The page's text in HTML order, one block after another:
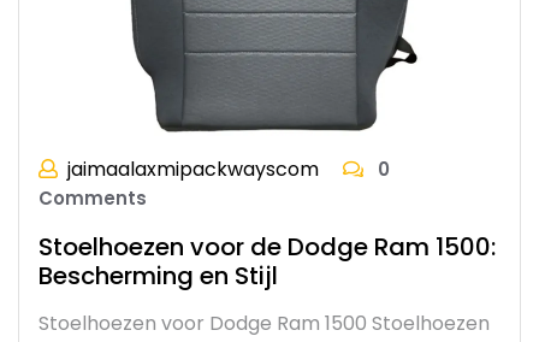
jaimaalaxmipackwayscom
0
Comments
Stoelhoezen voor de Dodge Ram 1500:
Bescherming en Stijl
Stoelhoezen voor Dodge Ram 1500 Stoelhoezen